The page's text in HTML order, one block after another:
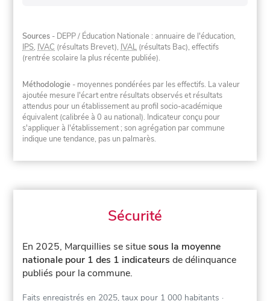
Sources - DEPP / Éducation Nationale : annuaire de l'éducation,
IPS, IVAC (résultats Brevet), IVAL (résultats Bac), effectifs
(rentrée scolaire la plus récente publiée).
Méthodologie - moyennes pondérées par les effectifs. La valeur
ajoutée mesure l'écart entre résultats observés et résultats
attendus pour un établissement au profil socio-académique
équivalent (calibrée à 0 au national). Indicateur conçu pour
s'appliquer à l'établissement ; son agrégation par commune
indique une tendance, pas un palmarès.
Sécurité
En 2025, Marquillies se situesous la moyenne
nationale pour 1 des 1 indicateurs de délinquance
publiés pour la commune.
Faits enregistrés en 2025, taux pour 1 000 habitants ·